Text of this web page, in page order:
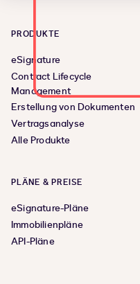
PRODUKTE
eSignature
Contract Lifecycle
Management
Erstellung von Dokumenten
Vertragsanalyse
Alle Produkte
PLÄNE & PREISE
eSignature-Pläne
Immobilienpläne
API-Pläne